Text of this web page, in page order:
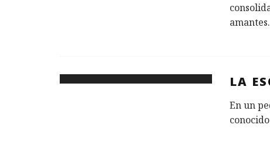
amantes
LA
En un